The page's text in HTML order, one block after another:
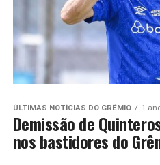
ÚLTIMAS NOTÍCIAS DO GRÊMIO 1
Demissão de
nos bastidores do